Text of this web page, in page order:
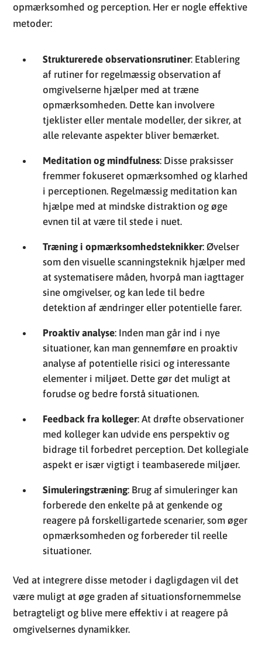
opmærksomhed og perception. Her er nogle effektive
metoder:
Strukturerede observationsrutiner: Etablering
af rutiner for regelmæssig observation af
omgivelserne hjælper med at træne
opmærksomheden. Dette kan involvere
tjeklister eller mentale modeller, der sikrer, at
alle relevante aspekter bliver bemærket.
Meditation og mindfulness: Disse praksisser
fremmer fokuseret opmærksomhed og klarhed
i perceptionen. Regelmæssig meditation kan
hjælpe med at mindske distraktion og øge
evnen til at være til stede i nuet.
Træning i opmærksomhedsteknikker: Øvelser
som den visuelle scanningsteknik hjælper med
at systematisere måden, hvorpå man iagttager
sine omgivelser, og kan lede til bedre
detektion af ændringer eller potentielle farer.
Proaktiv analyse: Inden man går ind i nye
situationer, kan man gennemføre en proaktiv
analyse af potentielle risici og interessante
elementer i miljøet. Dette gør det muligt at
forudse og bedre forstå situationen.
Feedback fra kolleger: At drøfte observationer
med kolleger kan udvide ens perspektiv og
bidrage til forbedret perception. Det kollegiale
aspekt er især vigtigt i teambaserede miljøer.
Simuleringstræning: Brug af simuleringer kan
forberede den enkelte på at genkende og
reagere på forskelligartede scenarier, som øger
opmærksomheden og forbereder til reelle
situationer.
Ved at integrere disse metoder i dagligdagen vil det
være muligt at øge graden af situationsfornemmelse
betragteligt og blive mere effektiv i at reagere på
omgivelsernes dynamikker.